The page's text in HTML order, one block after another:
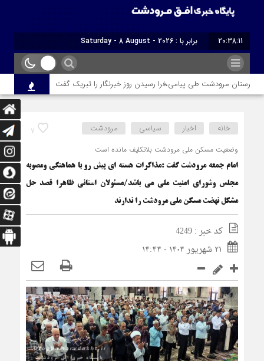
20:38:12 برابر با : Saturday - 8 August - 2026
مرودشت طی پیامی،فرا رسیدن روز خبرنگار را تبریک گفت امام
7 خانه اخبار سیاسی مرودشت
وضعیت مسکن ملی مرودشت بلاتکلیف مانده است
امام جمعه مرودشت گفت :مذاکرات هسته ای پیش رو با هماهنگی ومصوبه
مجلس وشورای امنیت ملی می باشد/مسئولان استانی ظاهرا قصد حل
مشکل نهضت مسکن ملی مرودشت را ندارند
کد خبر : 4249
۲۱ شهریور ۱۴۰۴ - ۱۴:۴۴